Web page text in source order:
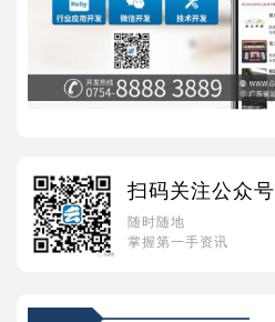
扫码关注公众号
随时随地
掌握第一手资讯